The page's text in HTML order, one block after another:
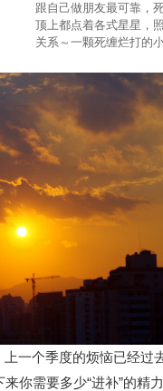
跟自己做朋友最可靠，
顶上都点着各式星星，
关系～一颗死缠烂打的
一个季度的烦恼已经过
你需要多少“进补”的精